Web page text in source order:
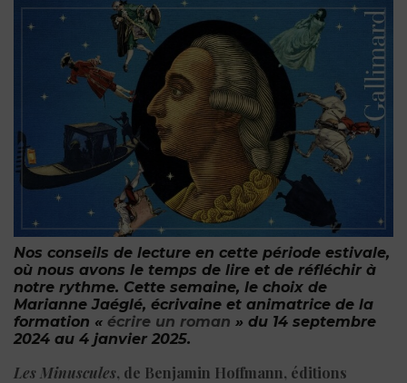
Nos conseils de lecture en cette période estivale,
où nous avons le temps de lire et de réfléchir à
notre rythme. Cette semaine, le choix de
Marianne Jaéglé, écrivaine et animatrice de la
formation « écrire un roman » du 14 septembre
2024 au 4 janvier 2025.
Les Minuscules, de Benjamin Hoffmann, éditions